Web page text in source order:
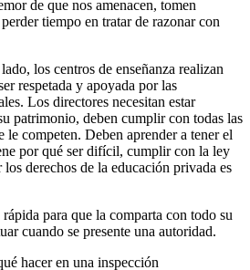
de que nos amenacen, tomen
tiempo en tratar de razonar con
los centros de enseñanza realizan
respetada y apoyada por las
Los directores necesitan estar
patrimonio, deben cumplir con todas las
le competen. Deben aprender a tener el
por qué ser difícil, cumplir con la ley
derechos de la educación privada es
para que la comparta con todo su
cuando se presente una autoridad.